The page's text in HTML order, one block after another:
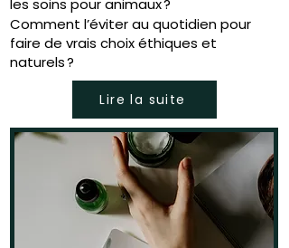
les soins pour animaux ?
Comment l’éviter au quotidien pour
faire de vrais choix éthiques et
naturels ?
Lire la suite